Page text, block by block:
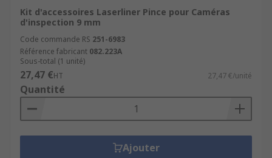
Kit d'accessoires Laserliner Pince pour Caméras
d'inspection 9 mm
Code commande RS 251-6983
Référence fabricant 082.223A
Sous-total (1 unité)
27,47 €HT 27,47 €/unité
Quantité
Ajouter